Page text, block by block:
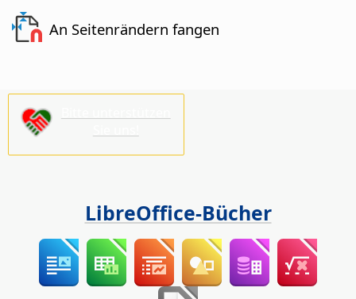
An Seitenrändern fangen
LibreOffice-Bücher